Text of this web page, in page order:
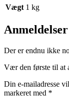
Vægt 1 kg
Anmeldelser
Der er endnu ikke
Vær den første til at
Din e-mailadresse
markeret med *